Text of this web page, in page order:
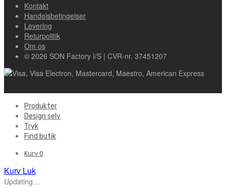
Kontakt
Handelsbetingelser
Levering
Returpolitik
Om os
© 2026 SON Factory I/S | CVR-nr. 37451207
Produkter
Design selv
Tryk
Find butik
Kurv 0
Kurv Luk
Updating…